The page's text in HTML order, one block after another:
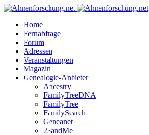
Home
Fernabfrage
Forum
Adressen
Veranstaltungen
Magazin
Genealogie-Anbieter
Ancestry
FamilyTreeDNA
FamilyTree
FamilySearch
Geneanet
23andMe